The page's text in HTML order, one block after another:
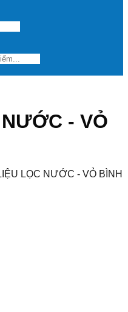
- VỎ
LỌC NƯỚC - VỎ BÌNH